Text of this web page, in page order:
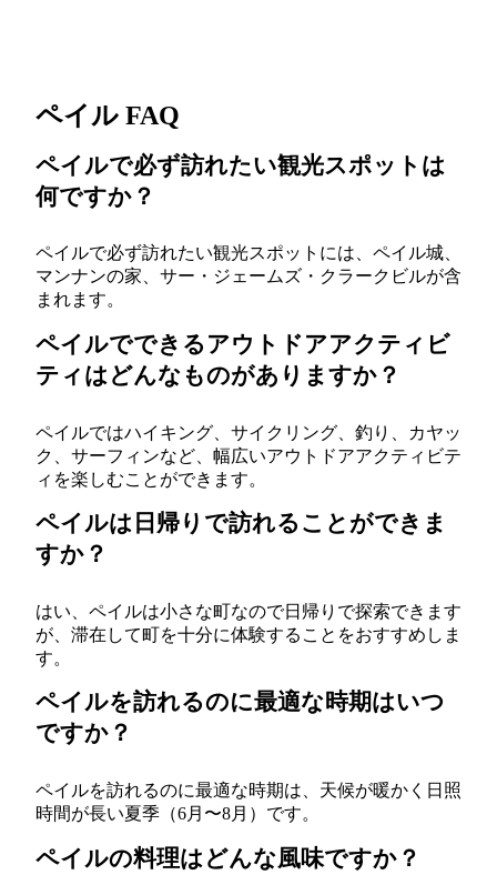
ペイル FAQ
ペイルで必ず訪れたい観光スポットは
何ですか？
ペイルで必ず訪れたい観光スポットには、ペイル城、
マンナンの家、サー・ジェームズ・クラークビルが含
まれます。
ペイルでできるアウトドアアクティビ
ティはどんなものがありますか？
ペイルではハイキング、サイクリング、釣り、カヤッ
ク、サーフィンなど、幅広いアウトドアアクティビテ
ィを楽しむことができます。
ペイルは日帰りで訪れることができま
すか？
はい、ペイルは小さな町なので日帰りで探索できます
が、滞在して町を十分に体験することをおすすめしま
す。
ペイルを訪れるのに最適な時期はいつ
ですか？
ペイルを訪れるのに最適な時期は、天候が暖かく日照
時間が長い夏季（6月〜8月）です。
ペイルの料理はどんな風味ですか？